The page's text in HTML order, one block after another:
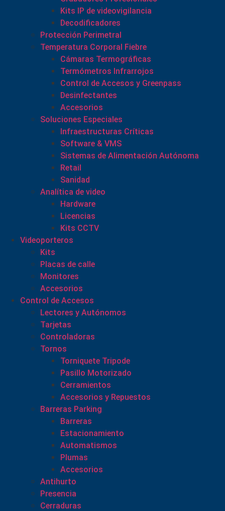
Kits IP de videovigilancia
Decodificadores
Protección Perimetral
Temperatura Corporal Fiebre
Cámaras Termográficas
Termómetros Infrarrojos
Control de Accesos y Greenpass
Desinfectantes
Accesorios
Soluciones Especiales
Infraestructuras Críticas
Software & VMS
Sistemas de Alimentación Autónoma
Retail
Sanidad
Analítica de video
Hardware
Licencias
Kits CCTV
Videoporteros
Kits
Placas de calle
Monitores
Accesorios
Control de Accesos
Lectores y Autónomos
Tarjetas
Controladoras
Tornos
Torniquete Tripode
Pasillo Motorizado
Cerramientos
Accesorios y Repuestos
Barreras Parking
Barreras
Estacionamiento
Automatismos
Plumas
Accesorios
Antihurto
Presencia
Cerraduras